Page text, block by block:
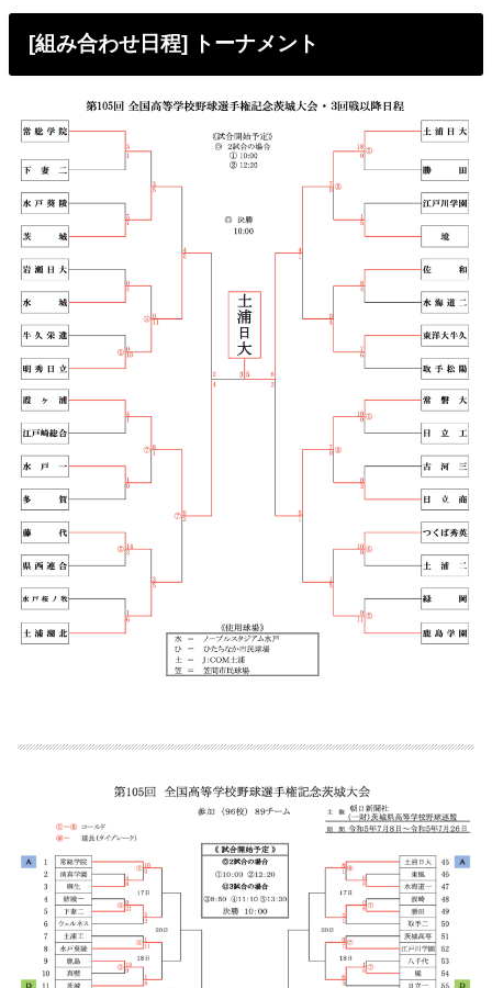
[組み合わせ日程] トーナメント